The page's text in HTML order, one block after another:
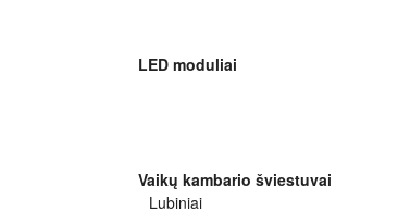
LED moduliai
Vaikų kambario šviestuvai
Lubiniai